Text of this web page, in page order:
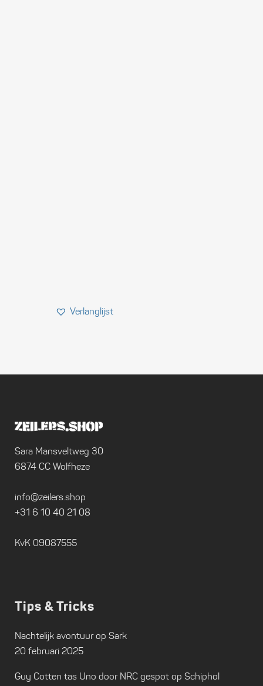
Sara Mansveltweg 30
6874 CC Wolfheze
info@zeilers.shop
+31 6 10 40 21 08
KvK 09087555
Tips & Tricks
Nachtelijk avontuur op Sark
20 februari 2025
Guy Cotten tas Uno door NRC gespot op Schiphol